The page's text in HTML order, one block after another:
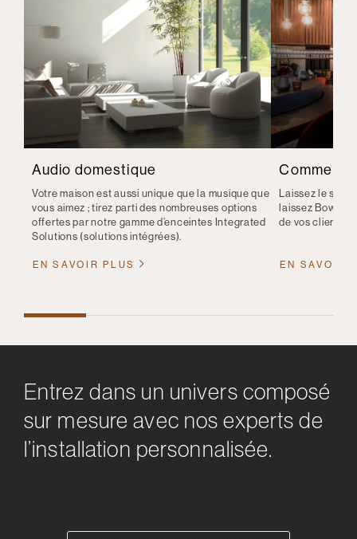
Audio domestique
Votre maison est aussi unique que la musique que
vous aimez ; tirez parti des nombreuses options
offertes par notre gamme d’enceintes Integrated
Solutions (solutions intégrées).
EN SAVOIR PLUS
Laissez le son
laissez Bowers
de vos clients.
EN SAVOIR
Entrez dans un univers composé
sur mesure avec nos experts de
l’installation personnalisée.